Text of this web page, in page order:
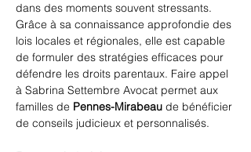
dans des moments souvent stressants.
Grâce à sa connaissance approfondie des
lois locales et régionales, elle est capable
de formuler des stratégies efficaces pour
défendre les droits parentaux. Faire appel
à Sabrina Settembre Avocat permet aux
familles de Pennes-Mirabeau de bénéficier
de conseils judicieux et personnalisés.